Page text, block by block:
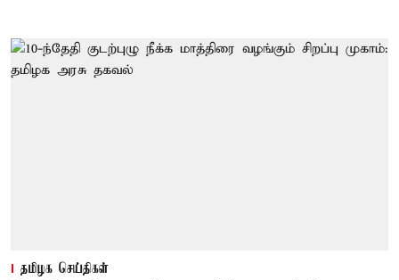
தமிழக செய்திகள்